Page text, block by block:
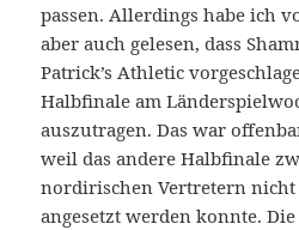
passen. Allerdings habe ich
aber auch gelesen, dass
Patrick’s Athletic
Halbfinale am
auszutragen. Das war
weil das andere Halbfinale
nordirischen Vertretern
angesetzt werden konnte.